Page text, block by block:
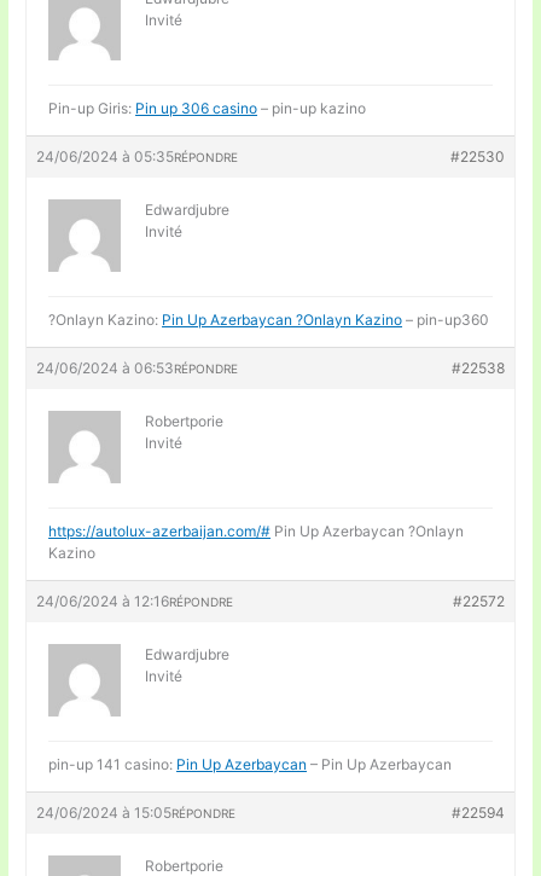
Invité
Pin-up Giris: Pin up 306 casino – pin-up kazino
24/06/2024 à 05:35 #22530
RÉPONDRE
Edwardjubre
Invité
?Onlayn Kazino: Pin Up Azerbaycan ?Onlayn Kazino – pin-up360
24/06/2024 à 06:53 #22538
RÉPONDRE
Robertporie
Invité
https://autolux-azerbaijan.com/# Pin Up Azerbaycan ?Onlayn
Kazino
24/06/2024 à 12:16 #22572
RÉPONDRE
Edwardjubre
Invité
pin-up 141 casino: Pin Up Azerbaycan – Pin Up Azerbaycan
24/06/2024 à 15:05 #22594
RÉPONDRE
Robertporie